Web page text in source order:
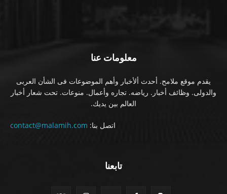
معلومات عنا
يقدم موقع ملامح. أحدث ألأخبار وأهم الموضوعات فى الشأن العربى
والدولى. وظائف أخبار. رياضه. تجاره وأعمال. منوعات. تحت شعار أخبار
العالم بين يديك.
اتصل بنا: contact@malamih.com
تابعنا